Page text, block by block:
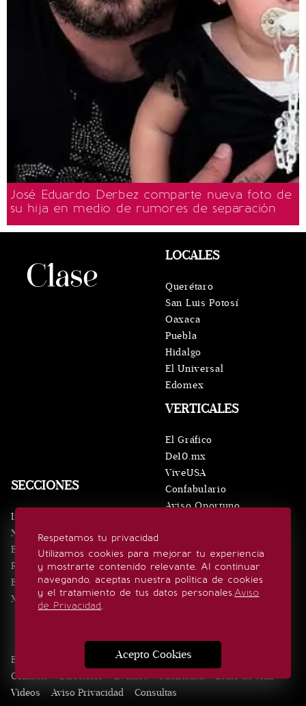
José Eduardo Derbez comparte nueva foto de
su hija en medio de rumores de separación
Respetamos tu privacidad
Utilizamos cookies para mejorar tu experiencia
y mostrarte contenido relevante. Al continuar
navegando, aceptas nuestra política de cookies
y el tratamiento de tus datos personales.Aviso
de Privacidad.
Acepto Cookies
SECCIONES
Inicio
Noticias
Eventos
Realeza
Estilo de vida
Minuto x Minuto
VERTICALES
El Gráfico
De10.mx
ViveUSA
Confabulario
Aviso Oportuno
LOCALES
Querétaro
San Luis Potosí
Oaxaca
Puebla
Hidalgo
El Universal
Edomex
SÍGUENOS
Edición Impresa Noticias Quiénes somos
Contacto
Directorio Eventos Publicidad
Estilo de vida
Videos
Aviso Privacidad Consultas